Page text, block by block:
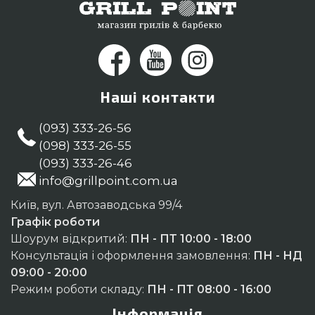
Наші контакти
(093) 333-26-56
(098) 333-26-55
(093) 333-26-46
info@grillpoint.com.ua
Київ, вул. Автозаводська 99/4
Графік роботи
Шоурум відкритий: ПН - ПТ 10:00 - 18:00
Консультація і оформлення замовлення: ПН - НД
09:00 - 20:00
Режим роботи складу: ПН - ПТ 08:00 - 16:00